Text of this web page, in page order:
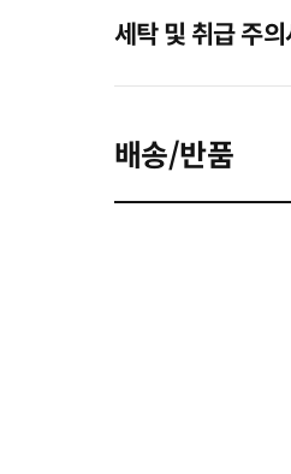
세탁 및 취급 주
배송/반품